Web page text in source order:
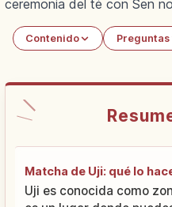
ceremonia del té con Sen
Contenido
Matcha de Uji: qué lo
Uji es conocida como